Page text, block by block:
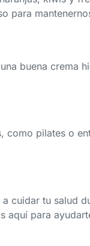
para
buena crema
pilates o
cuidar tu salud
aquí para